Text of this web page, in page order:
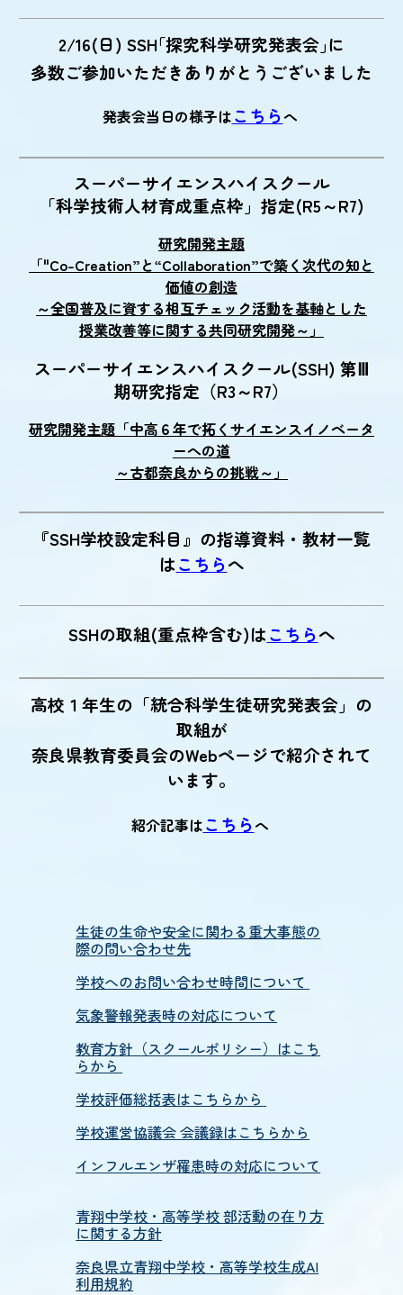
2/16(日) SSH｢探究科学研究発表会｣に
多数ご参加いただきありがとうございました
発表会当日の様子はこちらへ
スーパーサイエンスハイスクール
「科学技術人材育成重点枠」指定(R5～R7)
研究開発主題
「"Co-Creation”と“Collaboration”で築く次代の知と
価値の創造
～全国普及に資する相互チェック活動を基軸とした
授業改善等に関する共同研究開発～」
スーパーサイエンスハイスクール(SSH) 第Ⅲ
期研究指定（R3～R7）
研究開発主題「中高６年で拓くサイエンスイノベータ
ーへの道
～古都奈良からの挑戦～」
『SSH学校設定科目』の指導資料・教材一覧
はこちらへ
SSHの取組(重点枠含む)はこちらへ
高校１年生の「統合科学生徒研究発表会」の
取組が
奈良県教育委員会のWebページで紹介されて
います。
紹介記事はこちらへ
生徒の生命や安全に関わる重大事態の
際の問い合わせ先
学校へのお問い合わせ時間について
気象警報発表時の対応について
教育方針（スクールポリシー）はこち
らから
学校評価総括表はこちらから
学校運営協議会 会議録はこちらから
インフルエンザ罹患時の対応について
青翔中学校・高等学校 部活動の在り方
に関する方針
奈良県立青翔中学校・高等学校生成AI
利用規約